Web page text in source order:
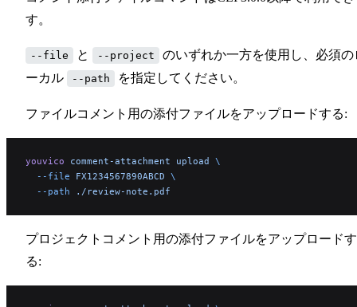
す。
--file と --project
のいずれか一方を使用し、必須の
ーカル
--path を指定してください。
ファイルコメント用の添付ファイルをアップロードする:
youvico comment-attachment upload \
  --file
FX1234567890ABCD \
  --path
./review-note.pdf
プロジェクトコメント用の添付ファイルをアップロードす
る: